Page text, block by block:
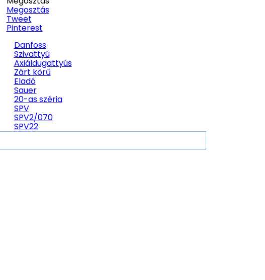
Megosztás
Tweet
Pinterest
Danfoss
Szivattyú
Axiáldugattyús
Zárt körű
Eladó
Sauer
20-as széria
SPV
SPV2/070
SPV22